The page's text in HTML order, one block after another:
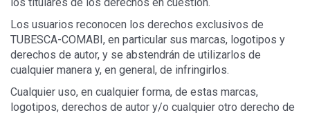
Los usuarios reconocen los derechos exclusivos de
TUBESCA-COMABI, en particular sus marcas, logotipos y
derechos de autor, y se abstendrán de utilizarlos de
cualquier manera y, en general, de infringirlos.
Cualquier uso, en cualquier forma, de estas marcas,
logotipos, derechos de autor y/o cualquier otro derecho de